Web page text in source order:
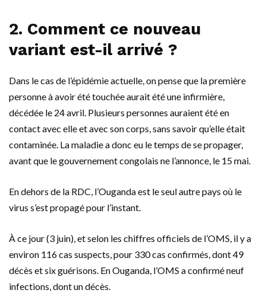
2. Comment ce nouveau
variant est-il arrivé ?
Dans le cas de l’épidémie actuelle, on pense que la première
personne à avoir été touchée aurait été une infirmière,
décédée le 24 avril. Plusieurs personnes auraient été en
contact avec elle et avec son corps, sans savoir qu’elle était
contaminée. La maladie a donc eu le temps de se propager,
avant que le gouvernement congolais ne l’annonce, le 15 mai.
En dehors de la RDC, l’Ouganda est le seul autre pays où le
virus s’est propagé pour l’instant.
À ce jour (3 juin), et selon les chiffres officiels de l’OMS, il y a
environ 116 cas suspects, pour 330 cas confirmés, dont 49
décès et six guérisons. En Ouganda, l’OMS a confirmé neuf
infections, dont un décès.